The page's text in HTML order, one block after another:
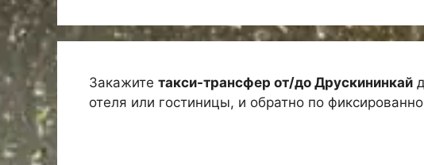
Закажите такси-трансфер от/до Друскининкай
отеля или гостиницы, и обратно по